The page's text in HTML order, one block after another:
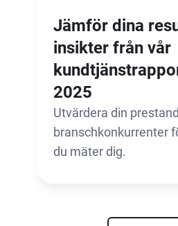
Jämför dina
insikter från vår
2025
Utvärdera din
branschkonkurrenter
du mäter dig.